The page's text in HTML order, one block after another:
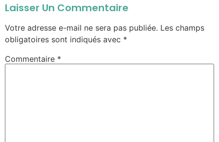
Laisser Un Commentaire
Votre adresse e-mail ne sera pas publiée. Les champs
obligatoires sont indiqués avec *
Commentaire *